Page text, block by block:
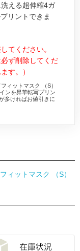
える超伸縮4ガ
リントできま
てください。
ず削除してくだ
す。）
ィットマスク （S）
ンを昇華転写プリン
多ければお値引きに
ィットマスク （S）